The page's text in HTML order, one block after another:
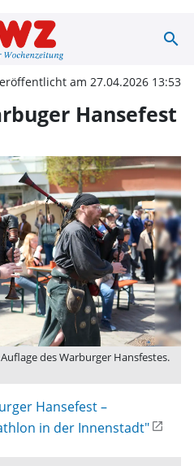
Das war das search
am 27.04.2026 13:53
Hansefest
des Warburger Hansfestes.
Hansefest –
in der Innenstadt"